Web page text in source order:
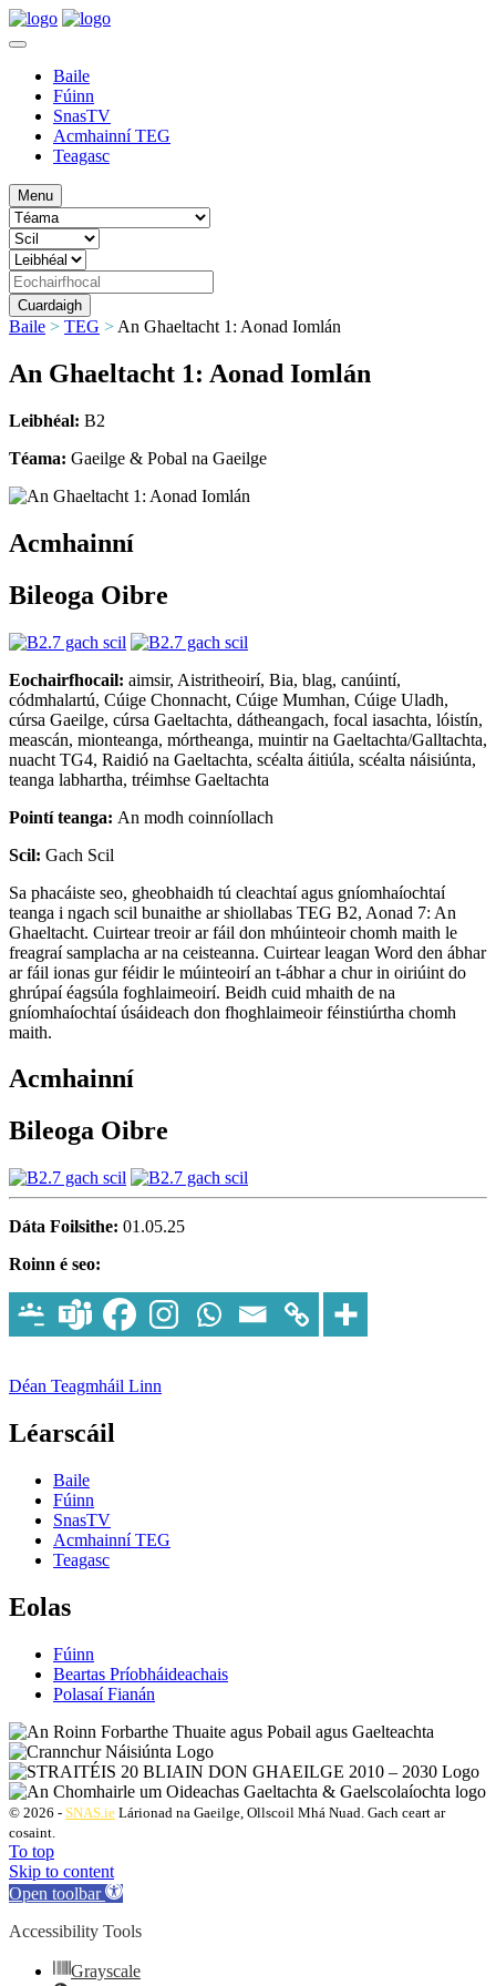
Baile
Fúinn
SnasTV
Acmhainní TEG
Teagasc
Menu
Baile > TEG > An Ghaeltacht 1: Aonad Iomlán
An Ghaeltacht 1: Aonad Iomlán
Leibhéal: B2
Téama: Gaeilge & Pobal na Gaeilge
Acmhainní
Bileoga Oibre
Eochairfhocail: aimsir, Aistritheoirí, Bia, blag, canúintí,
códmhalartú, Cúige Chonnacht, Cúige Mumhan, Cúige Uladh,
cúrsa Gaeilge, cúrsa Gaeltachta, dátheangach, focal iasachta, lóistín,
meascán, mionteanga, mórtheanga, muintir na Gaeltachta/Galltachta,
nuacht TG4, Raidió na Gaeltachta, scéalta áitiúla, scéalta náisiúnta,
teanga labhartha, tréimhse Gaeltachta
Pointí teanga: An modh coinníollach
Scil: Gach Scil
Sa phacáiste seo, gheobhaidh tú cleachtaí agus gníomhaíochtaí
teanga i ngach scil bunaithe ar shiollabas TEG B2, Aonad 7: An
Ghaeltacht. Cuirtear treoir ar fáil don mhúinteoir chomh maith le
freagraí samplacha ar na ceisteanna. Cuirtear leagan Word den ábhar
ar fáil ionas gur féidir le múinteoirí an t-ábhar a chur in oiriúint do
ghrúpaí éagsúla foghlaimeoirí. Beidh cuid mhaith de na
gníomhaíochtaí úsáideach don fhoghlaimeoir féinstiúrtha chomh
maith.
Acmhainní
Bileoga Oibre
Dáta Foilsithe: 01.05.25
Roinn é seo:
Déan Teagmháil Linn
Léarscáil
Baile
Fúinn
SnasTV
Acmhainní TEG
Teagasc
Eolas
Fúinn
Beartas Príobháideachais
Polasaí Fianán
© 2026 - SNAS.ie Lárionad na Gaeilge, Ollscoil Mhá Nuad. Gach ceart ar
cosaint.
To top
Skip to content
Open toolbar
Accessibility Tools
Grayscale